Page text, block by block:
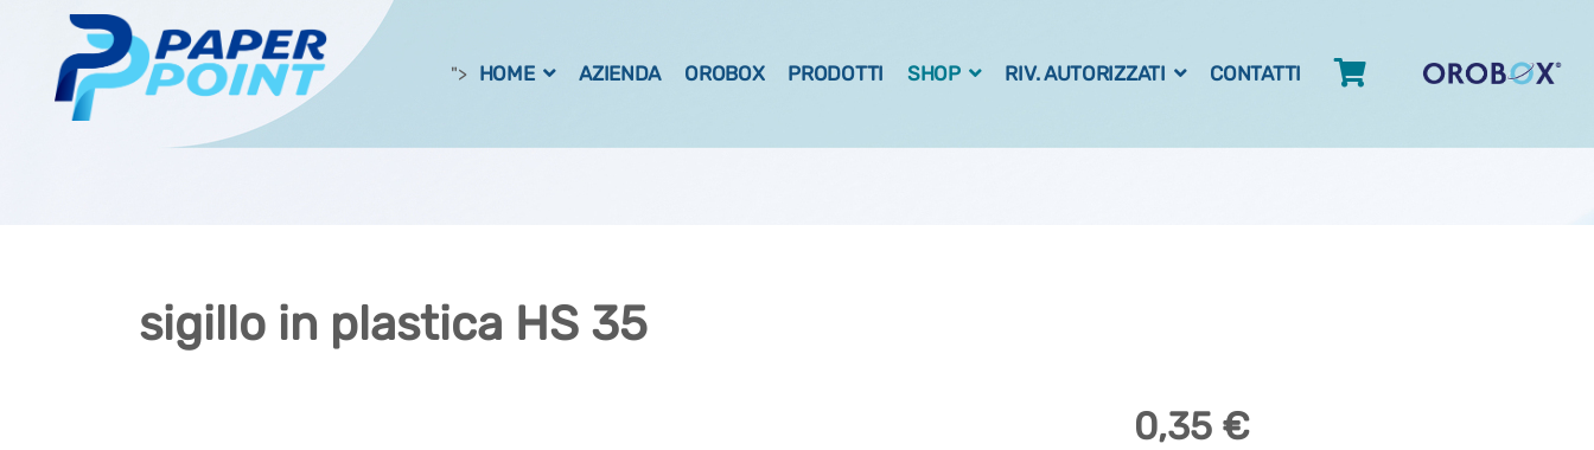
"> HOME AZIENDA OROBOX PRODOTTI SHOP RIV. AUTORIZZATI CONTATTI
sigillo in plastica HS 35
0,35 €